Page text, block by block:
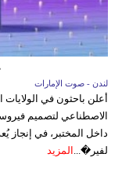
لندن - صوت الإمارات
أعلن باحثون في الولايات
الاصطناعي لتصميم
داخل المختبر، في إنجاز
لفير�...
المزيد